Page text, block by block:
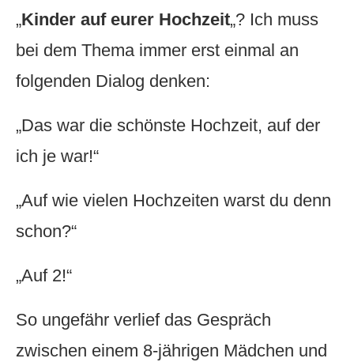
„Kinder auf eurer Hochzeit„? Ich muss
bei dem Thema immer erst einmal an
folgenden Dialog denken:
„Das war die schönste Hochzeit, auf der
ich je war!“
„Auf wie vielen Hochzeiten warst du denn
schon?“
„Auf 2!“
So ungefähr verlief das Gespräch
zwischen einem 8-jährigen Mädchen und